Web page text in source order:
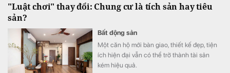
"Luật chơi" thay đổi: Chung cư là tích sản hay tiêu
sản?
Bất động sản
Một căn hộ mới bàn giao, thiết kế đẹp, tiện
ích hiện đại vẫn có thể trở thành tài sản
kém hiệu quả.